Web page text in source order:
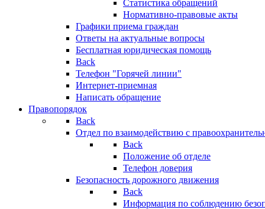
Статистика обращений
Нормативно-правовые акты
Графики приема граждан
Ответы на актуальные вопросы
Бесплатная юридическая помощь
Back
Телефон "Горячей линии"
Интернет-приемная
Написать обращение
Правопорядок
Back
Отдел по взаимодействию с
Back
Положение об отделе
Телефон доверия
Безопасность дорожного движения
Back
Информация по соблюдению